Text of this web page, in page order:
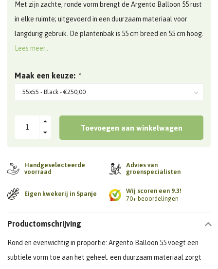
Met zijn zachte, ronde vorm brengt de Argento Balloon 55 rust
in elke ruimte; uitgevoerd in een duurzaam materiaal voor
langdurig gebruik. De plantenbak is 55 cm breed en 55 cm hoog.
Lees meer..
Maak een keuze: *
Toevoegen aan winkelwagen
Handgeselecteerde
voorraad
Advies van
groenspecialisten
Eigen kwekerij in Spanje
Wij scoren een 9.3!
70+ beoordelingen
Productomschrijving
Rond en evenwichtig in proportie: Argento Balloon 55 voegt een
subtiele vorm toe aan het geheel. een duurzaam materiaal zorgt